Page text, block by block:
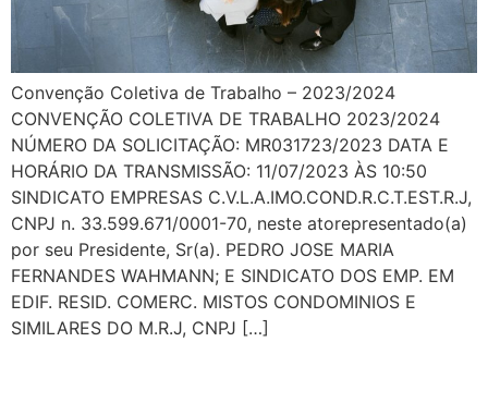
Convenção Coletiva de Trabalho – 2023/2024
CONVENÇÃO COLETIVA DE TRABALHO 2023/2024
NÚMERO DA SOLICITAÇÃO: MR031723/2023 DATA E
HORÁRIO DA TRANSMISSÃO: 11/07/2023 ÀS 10:50
SINDICATO EMPRESAS C.V.L.A.IMO.COND.R.C.T.EST.R.J,
CNPJ n. 33.599.671/0001-70, neste atorepresentado(a)
por seu Presidente, Sr(a). PEDRO JOSE MARIA
FERNANDES WAHMANN; E SINDICATO DOS EMP. EM
EDIF. RESID. COMERC. MISTOS CONDOMINIOS E
SIMILARES DO M.R.J, CNPJ […]